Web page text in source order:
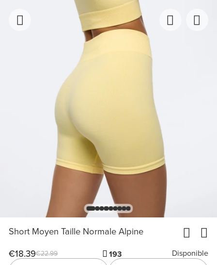
Short Moyen Taille Normale Alpine
€18.39€22.99 193
Disponible